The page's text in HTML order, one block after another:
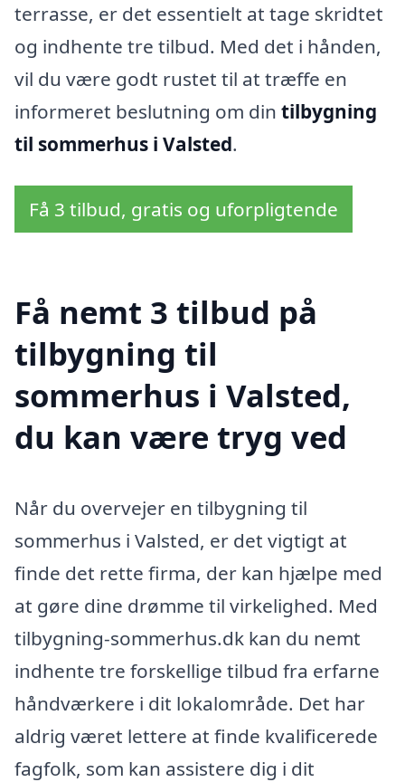
terrasse, er det essentielt at tage skridtet
og indhente tre tilbud. Med det i hånden,
vil du være godt rustet til at træffe en
informeret beslutning om din tilbygning
til sommerhus i Valsted.
Få 3 tilbud, gratis og uforpligtende
Få nemt 3 tilbud på
tilbygning til
sommerhus i Valsted,
du kan være tryg ved
Når du overvejer en tilbygning til
sommerhus i Valsted, er det vigtigt at
finde det rette firma, der kan hjælpe med
at gøre dine drømme til virkelighed. Med
tilbygning-sommerhus.dk kan du nemt
indhente tre forskellige tilbud fra erfarne
håndværkere i dit lokalområde. Det har
aldrig været lettere at finde kvalificerede
fagfolk, som kan assistere dig i dit